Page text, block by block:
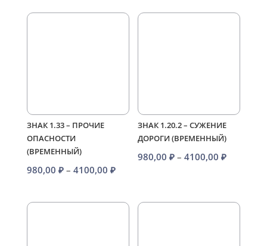
1250,00 ₽
ЗНАК 1.33 – ПРОЧИЕ
ОПАСНОСТИ
(ВРЕМЕННЫЙ)
980,00 ₽ – 4100,00 ₽Диапазон
980,00 ₽
ЗНАК 1.20.2 – СУЖЕНИЕ
ДОРОГИ (ВРЕМЕННЫЙ)
980,00₽ – 4100,00₽
–